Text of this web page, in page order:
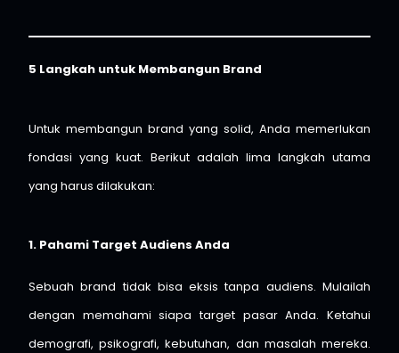
5 Langkah untuk Membangun Brand
Untuk membangun brand yang solid, Anda memerlukan
fondasi yang kuat. Berikut adalah lima langkah utama
yang harus dilakukan:
1. Pahami Target Audiens Anda
Sebuah brand tidak bisa eksis tanpa audiens. Mulailah
dengan memahami siapa target pasar Anda. Ketahui
demografi, psikografi, kebutuhan, dan masalah mereka.